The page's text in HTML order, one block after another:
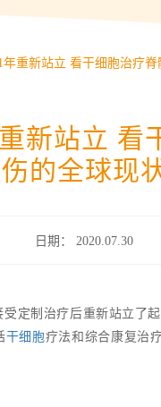
年重新站立 看干细胞治疗
新站立 看
伤的全球现
日期： 2020.07.30
定制治疗后重新站立了
干细胞疗法和综合康复治